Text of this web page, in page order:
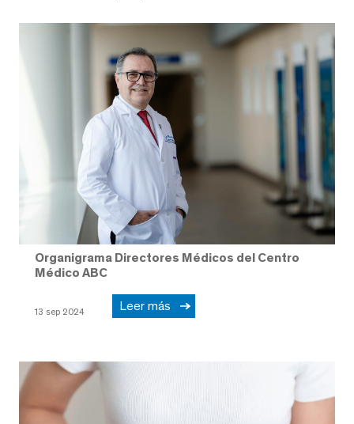
Organigrama Directores Médicos del Centro
Médico ABC
13 sep 2024 Leer más